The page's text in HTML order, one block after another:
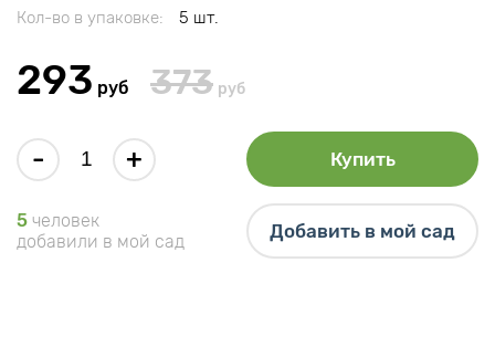
Кол-во в упаковке:
5 шт.
293 руб 373 руб
- + Купить
5 человек
добавили в мой сад
Добавить в мой сад